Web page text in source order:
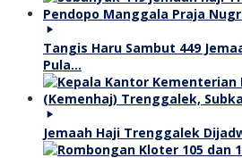
Tangis Haru Sambut 449
Pula…
Jemaah Haji Trenggalek